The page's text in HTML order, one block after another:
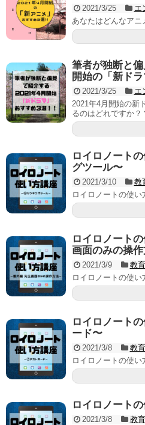
2021/3/25
エ
あなたはどんなアニ
筆者が独断と偏
開始の「新ド
2021/3/25
エ
2021年4月開始の新
るのはどれですか？
ロイロノート
グツール〜
2021/3/10
教
ロイロノートの使い
ロイロノート
画面のみの操
2021/3/9
教
ロイロノートの使い
ロイロノート
ード〜
2021/3/8
教
ロイロノートの使い
ロイロノート
2021/3/8
教